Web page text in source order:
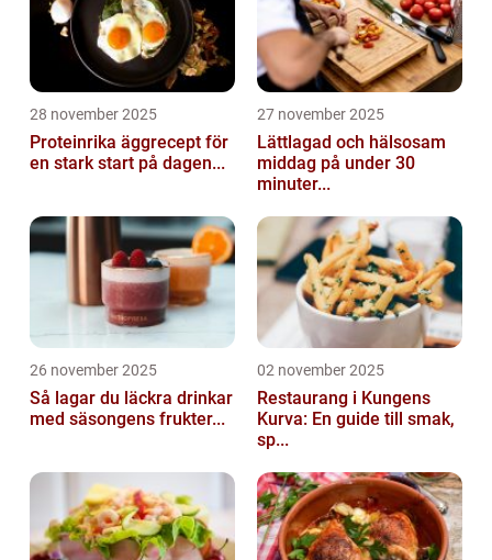
28 november 2025
Proteinrika äggrecept för
en stark start på dagen...
27 november 2025
Lättlagad och hälsosam
middag på under 30
minuter...
26 november 2025
Så lagar du läckra drinkar
med säsongens frukter...
02 november 2025
Restaurang i Kungens
Kurva: En guide till smak,
sp...